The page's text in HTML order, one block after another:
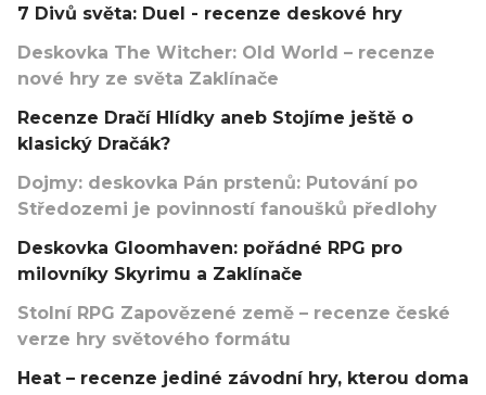
7 Divů světa: Duel - recenze deskové hry
Deskovka The Witcher: Old World – recenze
nové hry ze světa Zaklínače
Recenze Dračí Hlídky aneb Stojíme ještě o
klasický Dračák?
Dojmy: deskovka Pán prstenů: Putování po
Středozemi je povinností fanoušků předlohy
Deskovka Gloomhaven: pořádné RPG pro
milovníky Skyrimu a Zaklínače
Stolní RPG Zapovězené země – recenze české
verze hry světového formátu
Heat – recenze jediné závodní hry, kterou doma